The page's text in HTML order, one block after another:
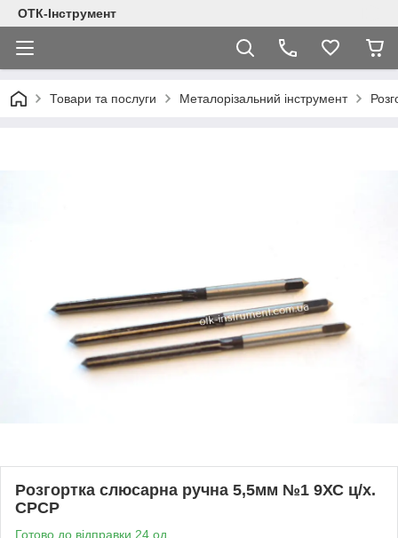
ОТК-Інструмент
Товари та послуги Металорізальний інструмент
Розгортка слюсарна ручна 5,5мм №1 9ХС ц/х.
СРСР
Готово до відправки 24 од.